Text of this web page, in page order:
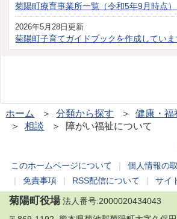
菊陽町療育事業所一覧（令和5年9月時点
2026年5月28日更新
菊陽町子育てガイドブックを作成していま
ホーム ＞分類から探す ＞健康・福
＞相談 ＞ 障がい福祉について
このホームページについて 個人情報の
免責事項 RSS配信について サイ
菊陽町役場法人番号:2000020434043